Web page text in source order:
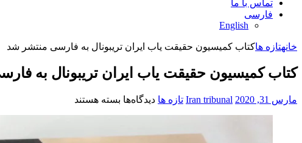
تماس با ما
فارسی
English
خانهتازه هاکتاب کمیسیون حقیقت‏ یاب ایران تریبونال به فارسی منتشر شد
کتاب کمیسیون حقیقت‏ یاب ایران تریبونال به
مارس 31, 2020 Iran tribunal تازه ها دیدگاه‌ها برای
حقیقت‏
بسته هستند